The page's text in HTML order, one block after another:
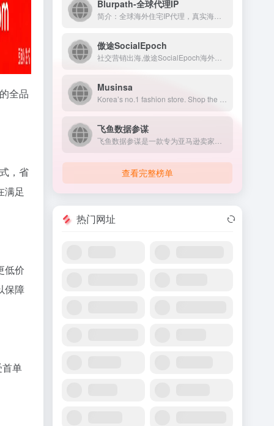
全品
，省
满足
低价
保障
单
Blurpath-全球代理IP
傲途SocialEpoch
Musinsa
飞鱼数据参谋
查看完整榜单
热门网址